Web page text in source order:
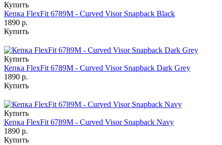
Купить
Кепка FlexFit 6789M - Curved Visor Snapback Black
1890 р.
Купить
Купить
Кепка FlexFit 6789M - Curved Visor Snapback Dark Grey
1890 р.
Купить
Купить
Кепка FlexFit 6789M - Curved Visor Snapback Navy
1890 р.
Купить